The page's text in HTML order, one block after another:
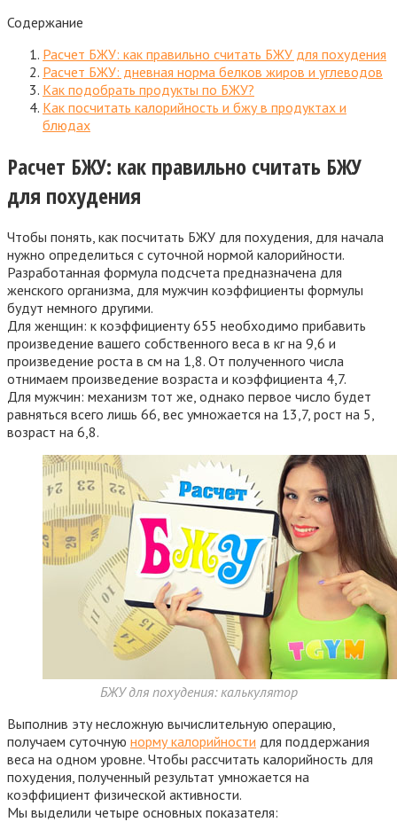
Содержание
Расчет БЖУ: как правильно считать БЖУ для похудения
Расчет БЖУ: дневная норма белков жиров и углеводов
Как подобрать продукты по БЖУ?
Как посчитать калорийность и бжу в продуктах и
блюдах
Расчет БЖУ: как правильно считать БЖУ
для похудения
Чтобы понять, как посчитать БЖУ для похудения, для начала
нужно определиться с суточной нормой калорийности.
Разработанная формула подсчета предназначена для
женского организма, для мужчин коэффициенты формулы
будут немного другими.
Для женщин: к коэффициенту 655 необходимо прибавить
произведение вашего собственного веса в кг на 9,6 и
произведение роста в см на 1,8. От полученного числа
отнимаем произведение возраста и коэффициента 4,7.
Для мужчин: механизм тот же, однако первое число будет
равняться всего лишь 66, вес умножается на 13,7, рост на 5,
возраст на 6,8.
БЖУ для похудения: калькулятор
Выполнив эту несложную вычислительную операцию,
получаем суточную норму калорийности для поддержания
веса на одном уровне. Чтобы рассчитать калорийность для
похудения, полученный результат умножается на
коэффициент физической активности.
Мы выделили четыре основных показателя: